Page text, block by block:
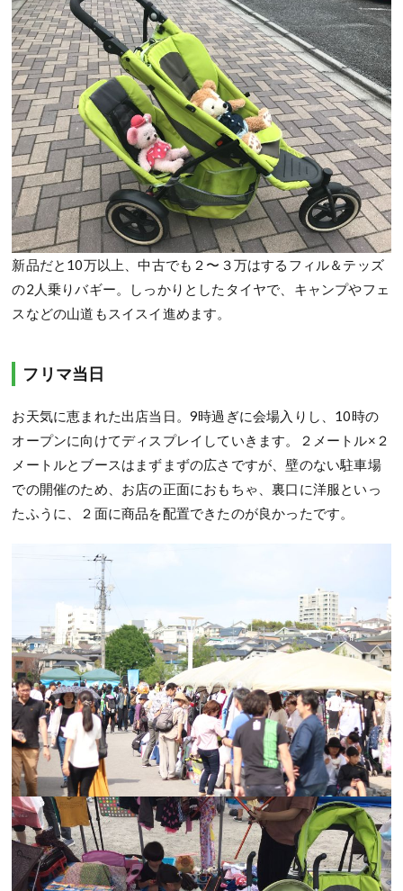
新品だと10万以上、中古でも２〜３万はするフィル＆テッズ
の2人乗りバギー。しっかりとしたタイヤで、キャンプやフェ
スなどの山道もスイスイ進めます。
フリマ当日
お天気に恵まれた出店当日。9時過ぎに会場入りし、10時の
オープンに向けてディスプレイしていきます。２メートル×２
メートルとブースはまずまずの広さですが、壁のない駐車場
での開催のため、お店の正面におもちゃ、裏口に洋服といっ
たふうに、２面に商品を配置できたのが良かったです。